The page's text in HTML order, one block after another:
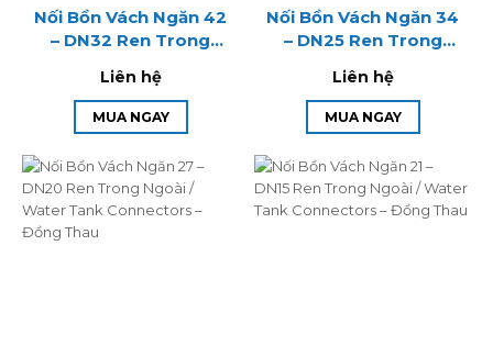
Nối Bồn Vách Ngăn 42
– DN32 Ren Trong
Connectors – Đồng
Thau
Liên hệ
MUA NGAY
Nối Bồn Vách Ngăn 34
– DN25 Ren Trong
Connectors – Đồng
Thau
Liên hệ
MUA NGAY